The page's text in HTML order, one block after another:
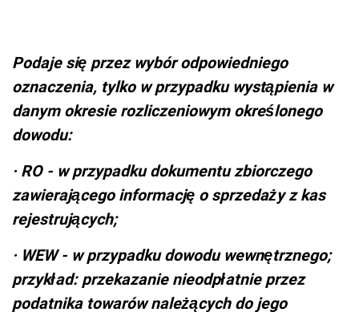
Podaje się przez wybór odpowiedniego
oznaczenia, tylko w przypadku wystąpienia w
danym okresie rozliczeniowym określonego
dowodu:
· RO - w przypadku dokumentu zbiorczego
zawierającego informację o sprzedaży z kas
rejestrujących;
· WEW - w przypadku dowodu wewnętrznego;
przykład: przekazanie nieodpłatnie przez
podatnika towarów należących do jego